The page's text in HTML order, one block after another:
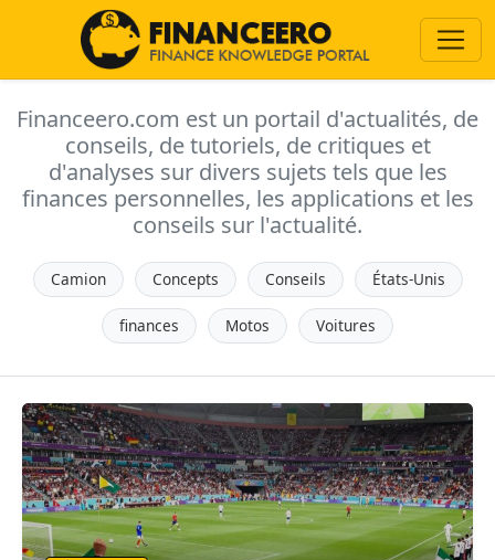
Financeero.com est un portail d'actualités, de
conseils, de tutoriels, de critiques et
d'analyses sur divers sujets tels que les
finances personnelles, les applications et les
conseils sur l'actualité.
Camion Concepts Conseils États-Unis
finances Motos Voitures